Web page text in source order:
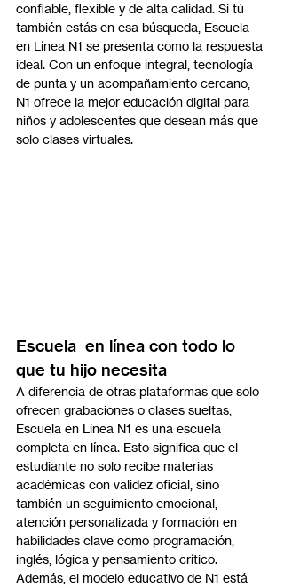
confiable, flexible y de alta calidad. Si tú
también estás en esa búsqueda, Escuela
en Línea N1 se presenta como la respuesta
ideal. Con un enfoque integral, tecnología
de punta y un acompañamiento cercano,
N1 ofrece la mejor educación digital para
niños y adolescentes que desean más que
solo clases virtuales.
Escuela  en línea con todo lo
que tu hijo necesita
A diferencia de otras plataformas que solo
ofrecen grabaciones o clases sueltas,
Escuela en Línea N1 es una escuela
completa en línea. Esto significa que el
estudiante no solo recibe materias
académicas con validez oficial, sino
también un seguimiento emocional,
atención personalizada y formación en
habilidades clave como programación,
inglés, lógica y pensamiento crítico.
Además, el modelo educativo de N1 está